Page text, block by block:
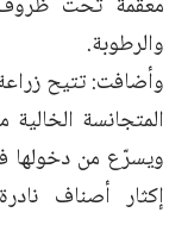
والرطوبة.
وأضافت: تتيح
المتجانسة
ويسرّع من دخولها
إكثار أصناف